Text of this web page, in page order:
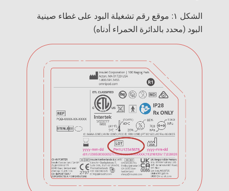
الشكل ١: موقع رقم تشغيلة البود على غطاء صينية
البود (محدد بالدائرة الحمراء أدناه)